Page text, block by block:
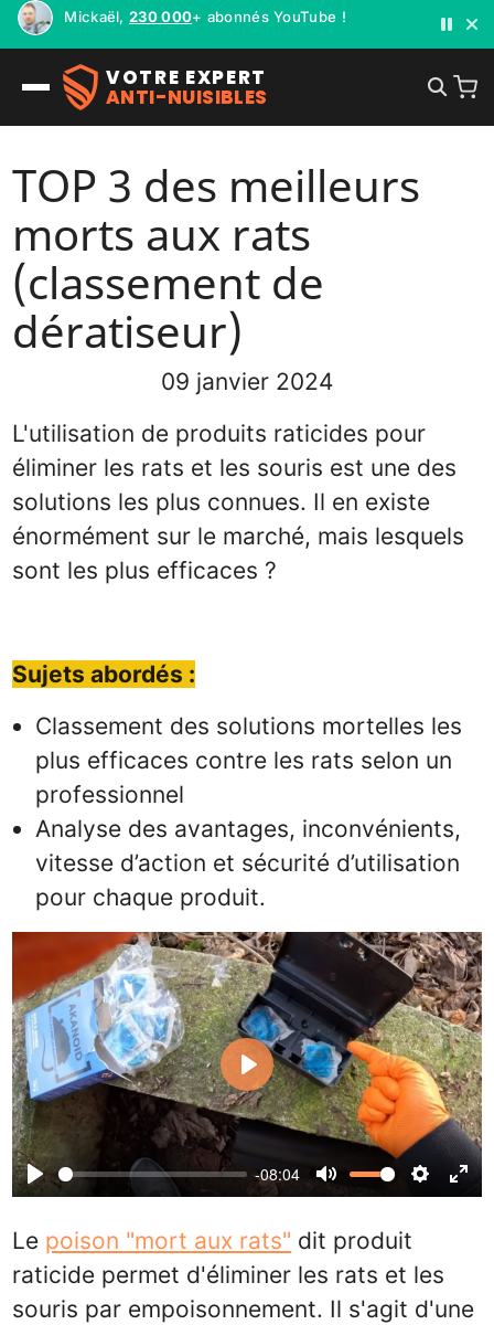
Mickaël, 230 000+ abonnés YouTube !
VOTRE EXPERT
ANTI-NUISIBLES
TOP 3 des meilleurs
morts aux rats
(classement de
dératiseur)
09 janvier 2024
L'utilisation de produits raticides pour
éliminer les rats et les souris est une des
solutions les plus connues. Il en existe
énormément sur le marché, mais lesquels
sont les plus efficaces ?
Sujets abordés :
Classement des solutions mortelles les
plus efficaces contre les rats selon un
professionnel
Analyse des avantages, inconvénients,
vitesse d’action et sécurité d’utilisation
pour chaque produit.
Play
-08:04
Mute Settings
Play
Le poison "mort aux rats" dit produit
raticide permet d'éliminer les rats et les
souris par empoisonnement. Il s'agit d'une